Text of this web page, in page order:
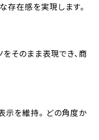
在感を実現します。
そのまま表現でき、商
示を維持。 どの角度か